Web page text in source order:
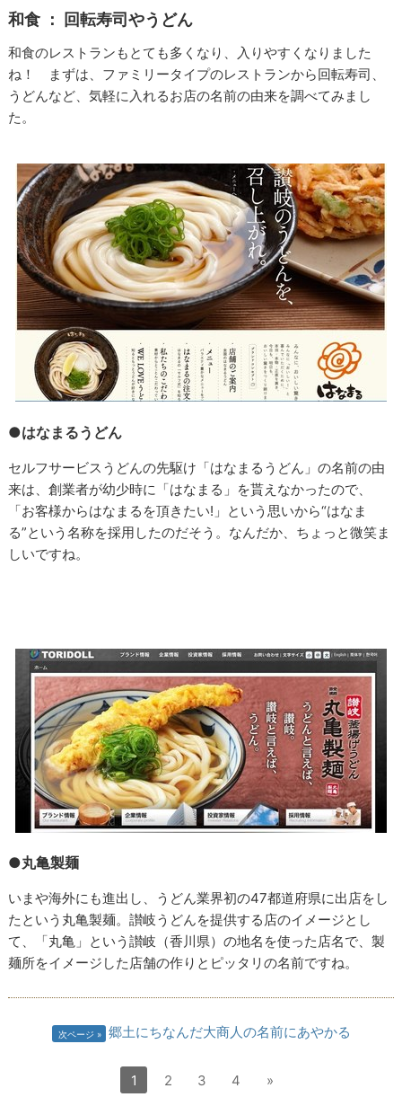
和食 ： 回転寿司やうどん
和食のレストランもとても多くなり、入りやすくなりました
ね！ まずは、ファミリータイプのレストランから回転寿司、
うどんなど、気軽に入れるお店の名前の由来を調べてみまし
た。
●はなまるうどん
セルフサービスうどんの先駆け「はなまるうどん」の名前の由
来は、創業者が幼少時に「はなまる」を貰えなかったので、
「お客様からはなまるを頂きたい!」という思いから“はなま
る”という名称を採用したのだそう。なんだか、ちょっと微笑ま
しいですね。
●丸亀製麺
いまや海外にも進出し、うどん業界初の47都道府県に出店をし
たという丸亀製麺。讃岐うどんを提供する店のイメージとし
て、「丸亀」という讃岐（香川県）の地名を使った店名で、製
麺所をイメージした店舗の作りとピッタリの名前ですね。
次ページ 郷土にちなんだ大商人の名前にあやかる
1 2 3 4 »